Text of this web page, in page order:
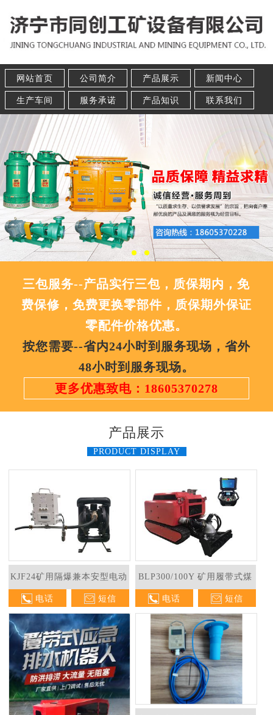
网站首页 公司简介 产品展示 新闻中心
生产车间 服务承诺 产品知识 联系我们
三包服务--产品实行三包，质保期内，免
费保修，免费更换零部件，质保期外保证
零配件价格优惠。
按您需要--省内24小时到服务现场，省外
48小时到服务现场。
更多优惠致电：18605370278
产品展示
PRODUCT DISPLAY
KJF24矿用隔爆兼本安型电动
电话 短信
BLP300/100Y 矿用履带式煤
电话 短信